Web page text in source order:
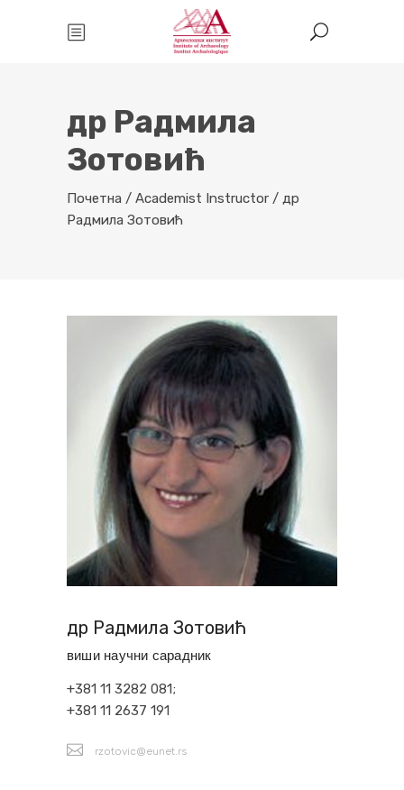
др Радмила
Зотовић
Почетна / Academist Instructor / др
Радмила Зотовић
др Радмила Зотовић
виши научни сарадник
+381 11 3282 081;
+381 11 2637 191
rzotovic@eunet.rs